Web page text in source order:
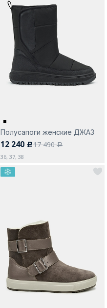
Полусапоги женские ДЖАЗ
12 240 c17 490a
36, 37, 38